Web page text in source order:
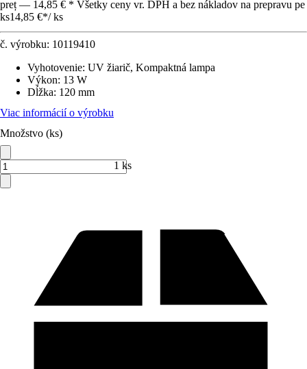
preț — 14,85 € * Všetky ceny vr. DPH a bez nákladov na prepravu pe
ks14,85 €*/ ks
č. výrobku: 10119410
Vyhotovenie: UV žiarič, Kompaktná lampa
Výkon: 13 W
Dĺžka: 120 mm
Viac informácií o výrobku
Množstvo (ks)
1 ks